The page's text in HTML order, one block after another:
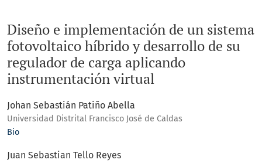
Diseño e implementación de un sistema
fotovoltaico híbrido y desarrollo de su
regulador de carga aplicando
instrumentación virtual
Johan Sebastián Patiño Abella
Universidad Distrital Francisco José de Caldas
Bio
Juan Sebastian Tello Reyes